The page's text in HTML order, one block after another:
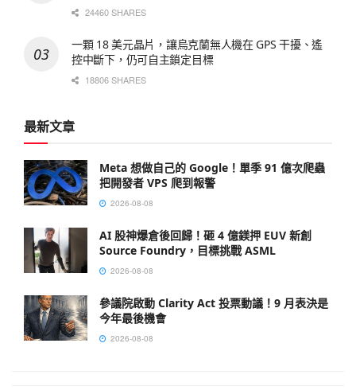
24460 SHARES
一顆 18 美元晶片，讓烏克蘭無人機在 GPS 干擾、遙
控中斷下，仍可自主鎖定目標
18806 SHARES
最新文章
Meta 想做自己的 Google！單季 91 億次爬蟲
把開發者 VPS 爬到報警
2026-08-08
AI 股神爆倉後回歸！砸 4 億鎂押 EUV 新創
Source Foundry，目標挑戰 ASML
2026-08-08
參議院啟動 Clarity Act 投票動議！9 月表決是
今年最後機會
2026-08-08